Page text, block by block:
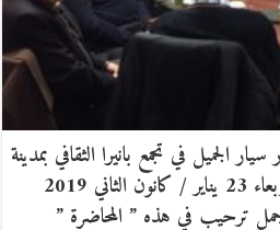
الجميل في تجمع بانيرا الثقافي بمدينة
مسيساغا / كندا مساء يوم الاربعاء 23 يناير / كانون الثاني 2019
ترحيب في هذه ” المحاضرة ”